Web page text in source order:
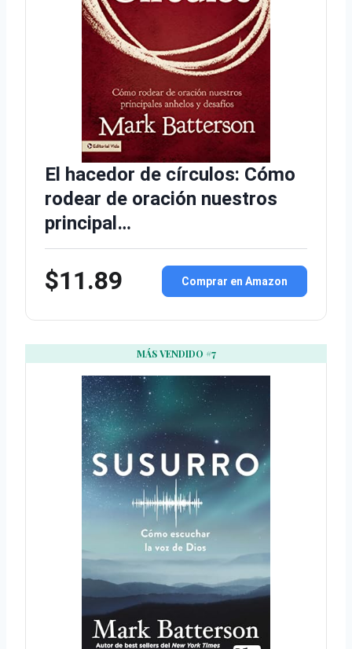
El hacedor de círculos: Cómo
rodear de oración nuestros
principal…
$11.89 Comprar en Amazon
MÁS VENDIDO #7